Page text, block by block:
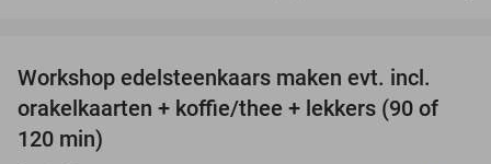
47%
Workshop edelsteenkaars maken evt. incl.
orakelkaarten + koffie/thee + lekkers (90 of
120 min)